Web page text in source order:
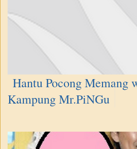
Hantu Pocong Memang
Kampung Mr.PiNGu